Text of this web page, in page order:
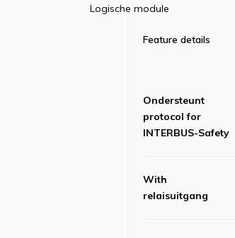
Logische module
Feature details
Ondersteunt
protocol for
INTERBUS-Safety
With
relaisuitgang